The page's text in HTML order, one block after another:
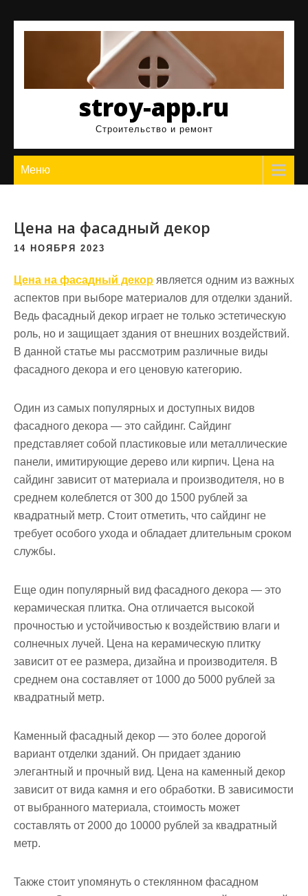
stroy-app.ru
Строительство и ремонт
Меню
Цена на фасадный декор
14 НОЯБРЯ 2023
Цена на фасадный декор является одним из важных
аспектов при выборе материалов для отделки зданий.
Ведь фасадный декор играет не только эстетическую
роль, но и защищает здания от внешних воздействий.
В данной статье мы рассмотрим различные виды
фасадного декора и его ценовую категорию.
Один из самых популярных и доступных видов
фасадного декора — это сайдинг. Сайдинг
представляет собой пластиковые или металлические
панели, имитирующие дерево или кирпич. Цена на
сайдинг зависит от материала и производителя, но в
среднем колеблется от 300 до 1500 рублей за
квадратный метр. Стоит отметить, что сайдинг не
требует особого ухода и обладает длительным сроком
службы.
Еще один популярный вид фасадного декора — это
керамическая плитка. Она отличается высокой
прочностью и устойчивостью к воздействию влаги и
солнечных лучей. Цена на керамическую плитку
зависит от ее размера, дизайна и производителя. В
среднем она составляет от 1000 до 5000 рублей за
квадратный метр.
Каменный фасадный декор — это более дорогой
вариант отделки зданий. Он придает зданию
элегантный и прочный вид. Цена на каменный декор
зависит от вида камня и его обработки. В зависимости
от выбранного материала, стоимость может
составлять от 2000 до 10000 рублей за квадратный
метр.
Также стоит упомянуть о стеклянном фасадном